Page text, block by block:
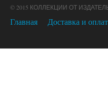
© 2015 КОЛЛЕКЦИИ ОТ
Главная Доставка и